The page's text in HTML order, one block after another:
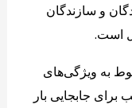
و سازندگان
به ویژگی‌های
جابجایی بار